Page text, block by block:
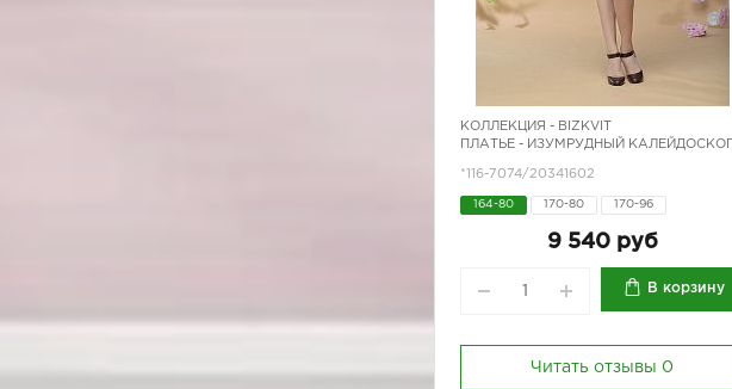
КОЛЛЕКЦИЯ - BIZKVIT
ПЛАТЬЕ - ИЗУМРУДНЫЙ КАЛЕЙДОСКОП
*116-7074/20341602
164-80 170-80 170-96
9 540 руб
В корзину
Читать отзывы 0